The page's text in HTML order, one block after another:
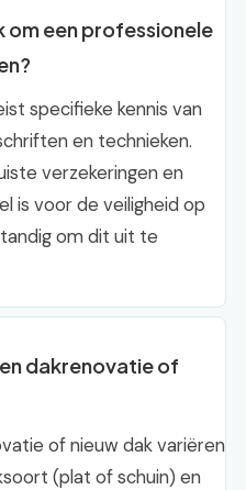
om een professionele
specifieke kennis van
en technieken.
verzekeringen en
is voor de veiligheid op
om dit uit te
dakrenovatie of
of nieuw dak variëren
(plat of schuin) en